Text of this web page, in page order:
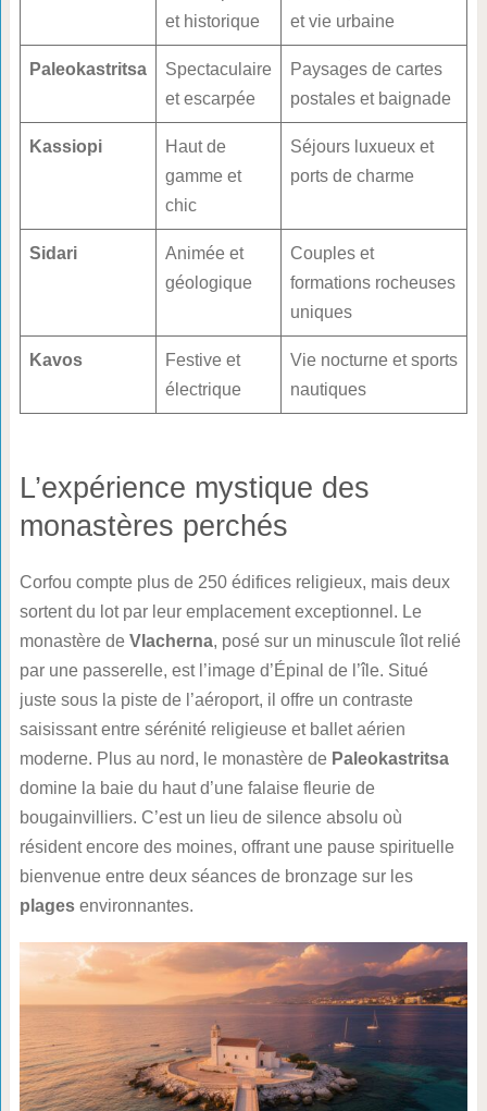
et historique
et vie urbaine
Paleokastritsa
Spectaculaire
et escarpée
Paysages de cartes
postales et baignade
Kassiopi
Haut de
gamme et
chic
Séjours luxueux et
ports de charme
Sidari
Animée et
géologique
Couples et
formations rocheuses
uniques
Kavos
Festive et
électrique
Vie nocturne et sports
nautiques
L’expérience mystique des
monastères perchés
Corfou compte plus de 250 édifices religieux, mais deux
sortent du lot par leur emplacement exceptionnel. Le
monastère de Vlacherna, posé sur un minuscule îlot relié
par une passerelle, est l’image d’Épinal de l’île. Situé
juste sous la piste de l’aéroport, il offre un contraste
saisissant entre sérénité religieuse et ballet aérien
moderne. Plus au nord, le monastère de Paleokastritsa
domine la baie du haut d’une falaise fleurie de
bougainvilliers. C’est un lieu de silence absolu où
résident encore des moines, offrant une pause spirituelle
bienvenue entre deux séances de bronzage sur les
plagesenvironnantes.